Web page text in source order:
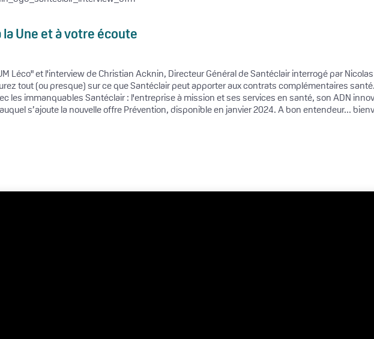
la Une et à votre écoute
Léco" et l'interview de Christian Acknin, Directeur Général de Santéclair interrogé par
tout (ou presque) sur ce que Santéclair peut apporter aux contrats complémentaires
les immanquables Santéclair : l'entreprise à mission et ses services en santé, son ADN
s’ajoute la nouvelle offre Prévention, disponible en janvier 2024. A bon entendeur...